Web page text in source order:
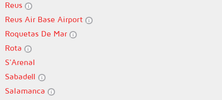
Reus
Reus Air Base Airport
Roquetas De Mar
Rota
S'Arenal
Sabadell
Salamanca